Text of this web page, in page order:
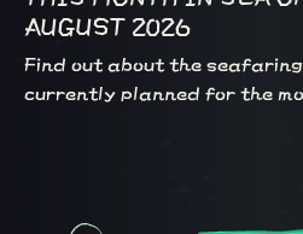
AUGUST 2026
Find out about the
currently planned for the